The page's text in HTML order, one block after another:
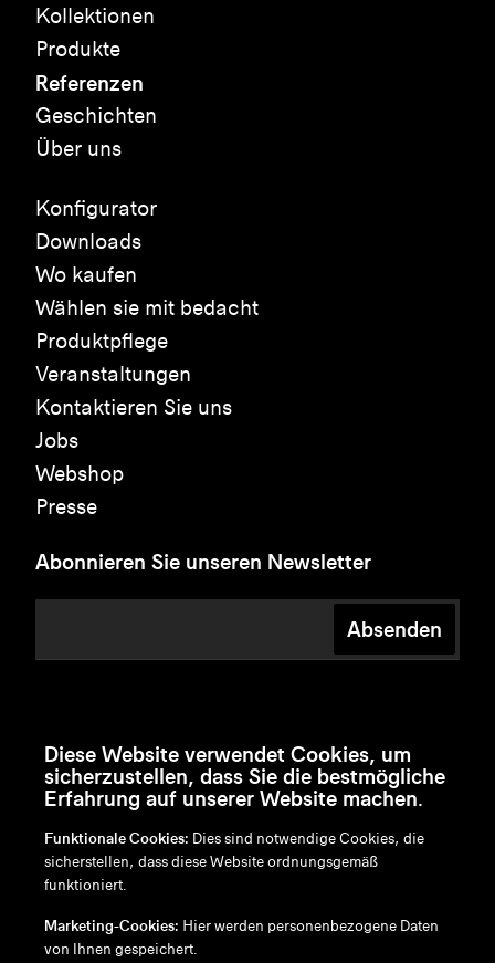
Kollektionen
Produkte
Referenzen
Geschichten
Über uns
Konfigurator
Downloads
Wo kaufen
Wählen sie mit bedacht
Produktpflege
Veranstaltungen
Kontaktieren Sie uns
Jobs
Webshop
Presse
Abonnieren Sie unseren Newsletter
Absenden
en/nl/fr/de
Disclaimer
Diese Website verwendet Cookies, um
sicherzustellen, dass Sie die bestmögliche
Erfahrung auf unserer Website machen.
Funktionale Cookies: Dies sind notwendige Cookies, die
sicherstellen, dass diese Website ordnungsgemäß
funktioniert.
Marketing-Cookies: Hier werden personenbezogene Daten
von Ihnen gespeichert.